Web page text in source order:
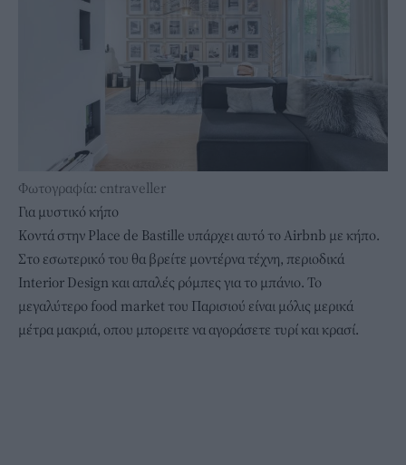
Φωτογραφία: cntraveller
Για μυστικό κήπο
Κοντά στην Place de Bastille υπάρχει αυτό το Airbnb με κήπο.
Στο εσωτερικό του θα βρείτε μοντέρνα τέχνη, περιοδικά
Interior Design και απαλές ρόμπες για το μπάνιο. Το
μεγαλύτερο food market του Παρισιού είναι μόλις μερικά
μέτρα μακριά, οπου μπορειτε να αγοράσετε τυρί και κρασί.